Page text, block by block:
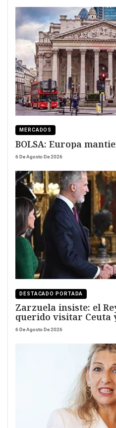
MERCADOS
BOLSA: Europa
6 De Agosto De 2026
DESTACADO PORTADA
Zarzuela insiste: el
querido visitar Ceuta
6 De Agosto De 2026